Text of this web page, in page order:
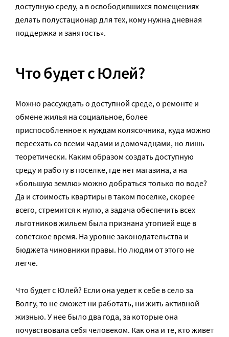
доступную среду, а в освободившихся помещениях
делать полустационар для тех, кому нужна дневная
поддержка и занятость».
Что будет с Юлей?
Можно рассуждать о доступной среде, о ремонте и
обмене жилья на социальное, более
приспособленное к нуждам колясочника, куда можно
переехать со всеми чадами и домочадцами, но лишь
теоретически. Каким образом создать доступную
среду и работу в поселке, где нет магазина, а на
«большую землю» можно добраться только по воде?
Да и стоимость квартиры в таком поселке, скорее
всего, стремится к нулю, а задача обеспечить всех
льготников жильем была признана утопией еще в
советское время. На уровне законодательства и
бюджета чиновники правы. Но людям от этого не
легче.
Что будет с Юлей? Если она уедет к себе в село за
Волгу, то не сможет ни работать, ни жить активной
жизнью. У нее было два года, за которые она
почувствовала себя человеком. Как она и те, кто живет